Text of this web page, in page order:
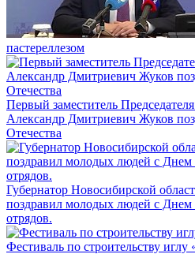
пастереллезом
Первый заместитель
Александр Дмитриевич Жуков
Отечества
Губернатор Новосибирской
поздравил молодых людей с Днем
отрядов.
Фестиваль по строительству